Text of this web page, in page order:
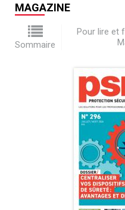
MAGAZINE
Sommaire
Pour lire et